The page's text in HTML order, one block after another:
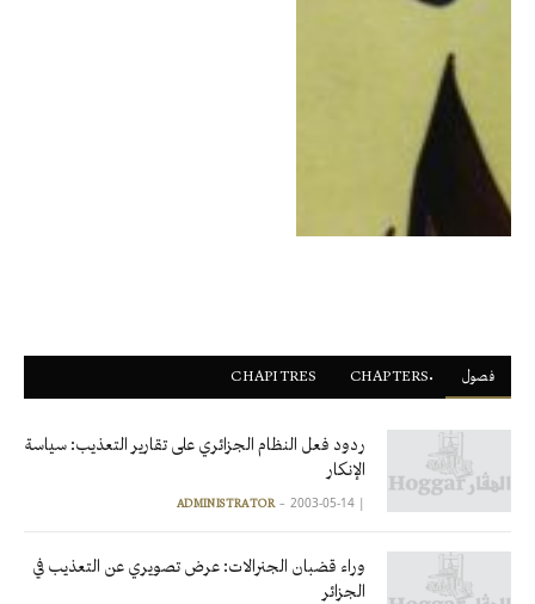
فصول CHAPITRES
ردود فعل النظام الجزائري على تقارير التعذيب: سياسة
الإنكار
|
ADMINISTRATOR 2003-05-14
وراء قضبان الجنرالات: عرض تصويري عن التعذيب في
الجزائر